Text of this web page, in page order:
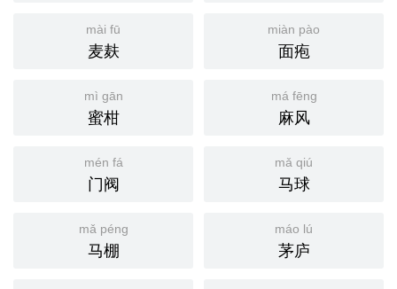
mài fū
麦麸
miàn pào
面疱
mì gān
蜜柑
má fēng
麻风
mén fá
门阀
mǎ qiú
马球
mǎ péng
马棚
máo lú
茅庐